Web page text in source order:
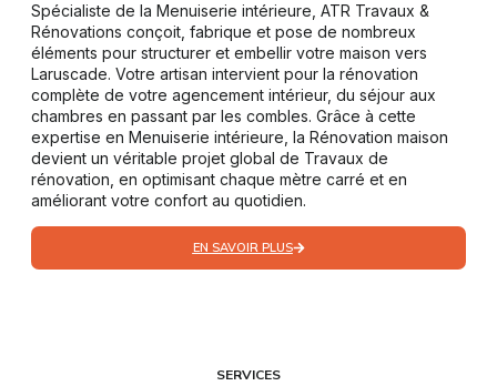
Spécialiste de la Menuiserie intérieure, ATR Travaux &
Rénovations conçoit, fabrique et pose de nombreux
éléments pour structurer et embellir votre maison vers
Laruscade. Votre artisan intervient pour la rénovation
complète de votre agencement intérieur, du séjour aux
chambres en passant par les combles. Grâce à cette
expertise en Menuiserie intérieure, la Rénovation maison
devient un véritable projet global de Travaux de
rénovation, en optimisant chaque mètre carré et en
améliorant votre confort au quotidien.
EN SAVOIR PLUS
SERVICES